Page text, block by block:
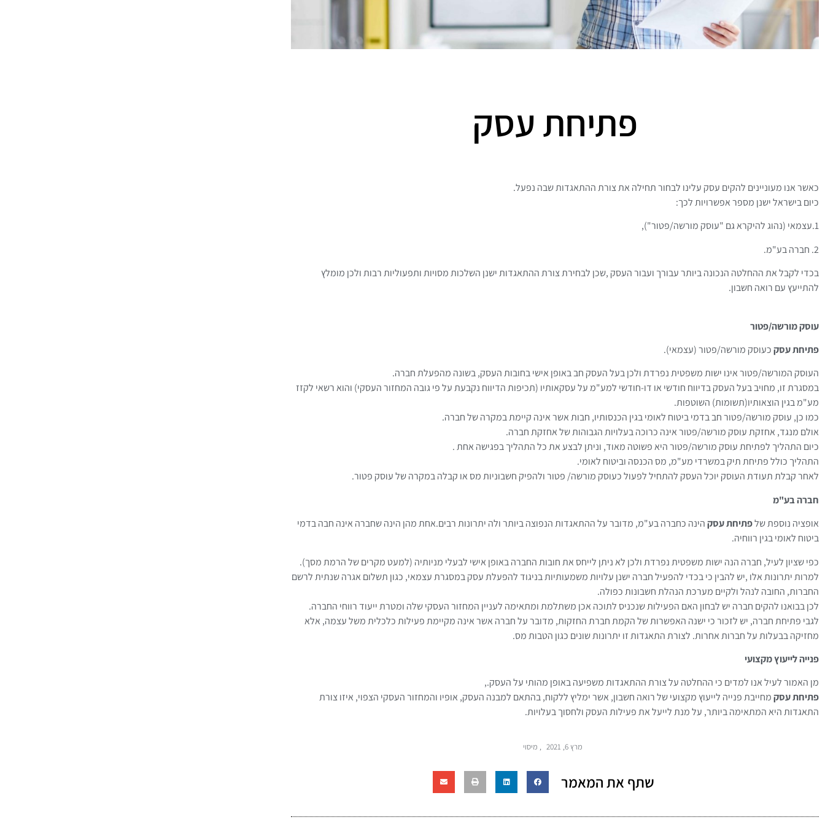
פתיחת עסק
כאשר אנו מעוניינים להקים עסק עלינו לבחור תחילה את צורת ההתאגדות שבה נפעל.
כיום בישראל ישנן מספר אפשרויות לכך:
1.עצמאי (נהוג להיקרא גם "עוסק מורשה/פטור"),
2. חברה בע"מ.
בכדי לקבל את ההחלטה הנכונה ביותר עבורך ועבור העסק ,שכן לבחירת צורת ההתאגדות ישנן השלכות מסויות ותפעוליות רבות ולכן מומלץ
להתייעץ עם רואה חשבון.
עוסק מורשה/פטור
פתיחת עסקכעוסק מורשה/פטור (עצמאי).
העוסק המורשה/פטור אינו ישות משפטית נפרדת ולכן בעל העסק חב באופן אישי בחובות העסק, בשונה מהפעלת חברה.
במסגרת זו, מחויב בעל העסק בדיווח חודשי או דו-חודשי למע"מ על עסקאותיו (תכיפות הדיווח נקבעת על פי גובה המחזור העסקי) והוא רשאי לקזז
מע"מ בגין הוצאותיו(תשומות) השוטפות.
כמו כן, עוסק מורשה/פטור חב בדמי ביטוח לאומי בגין הכנסותיו, חבות אשר אינה קיימת במקרה של חברה.
אולם מנגד, אחזקת עוסק מורשה/פטור אינה כרוכה בעלויות הגבוהות של אחזקת חברה.
כיום התהליך לפתיחת עוסק מורשה/פטור היא פשוטה מאוד, וניתן לבצע את כל התהליך בפגישה אחת .
התהליך כולל פתיחת תיק במשרדי מע"מ, מס הכנסה וביטוח לאומי.
לאחר קבלת תעודת העוסק יוכל העסק להתחיל לפעול כעוסק מורשה/ פטור ולהפיק חשבוניות מס או קבלה במקרה של עוסק פטור.
חברה בע"מ
אופציה נוספת שלפתיחת עסקהינה כחברה בע"מ, מדובר על ההתאגדות הנפוצה ביותר ולה יתרונות רבים.אחת מהן הינה שחברה אינה חבה בדמי
ביטוח לאומי בגין רווחיה.
כפי שציון לעיל, חברה הנה ישות משפטית נפרדת ולכן לא ניתן לייחס את חובות החברה באופן אישי לבעלי מניותיה (למעט מקרים של הרמת מסך).
למרות יתרונות אלו ,יש להבין כי בכדי להפעיל חברה ישנן עלויות משמעותיות בניגוד להפעלת עסק במסגרת עצמאי, כגון תשלום אגרה שנתית לרשם
החברות, החובה לנהל ולקיים מערכת הנהלת חשבונות כפולה.
לכן בבואנו להקים חברה יש לבחון האם הפעילות שנכניס לתוכה אכן משתלמת ומתאימה לעניין המחזור העסקי שלה ומטרת ייעוד רווחי החברה.
לגבי פתיחת חברה, יש לזכור כי ישנה האפשרות של הקמת חברת החזקות, מדובר על חברה אשר אינה מקיימת פעילות כלכלית משל עצמה, אלא
מחזיקה בבעלות על חברות אחרות. לצורת התאגדות זו יתרונות שונים כגון הטבות מס.
פנייה לייעוץ מקצועי
מן האמור לעיל אנו למדים כי ההחלטה על צורת ההתאגדות משפיעה באופן מהותי על העסק.,
פתיחת עסקמחייבת פנייה לייעוץ מקצועי של רואה חשבון, אשר ימליץ ללקוח, בהתאם למבנה העסק, אופיו והמחזור העסקי הצפוי, איזו צורת
התאגדות היא המתאימה ביותר, על מנת לייעל את פעילות העסק ולחסוך בעלויות.
מרץ 6, 2021 , מיסוי
שתף את המאמר